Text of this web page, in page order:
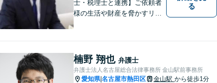
士・税理士と連携】ご依頼者
様の生活や財産を脅かすリス
問題／不動産問題など幅広く
対応します。【地域に根差し
た弁護士】お気軽にご相談く
る
楠野 翔也 弁護士
弁護士法人名古屋総合法律事務所 金山駅前事務所
愛知県|名古屋市熱田区 金山駅 から徒歩1分